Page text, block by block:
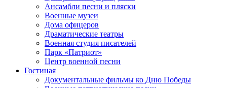
Ансамбли песни и пляски
Военные музеи
Дома офицеров
Драматические театры
Военная студия писателей
Парк «Патриот»
Центр военной песни
Гостиная
Документальные фильмы ко Дню Победы